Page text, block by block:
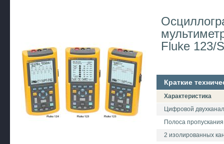
Fluke 123/S
Краткие
Характеристика
Цифровой
Полоса
2 изолированных